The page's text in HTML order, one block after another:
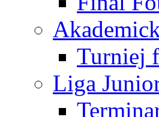
Turniej
Liga